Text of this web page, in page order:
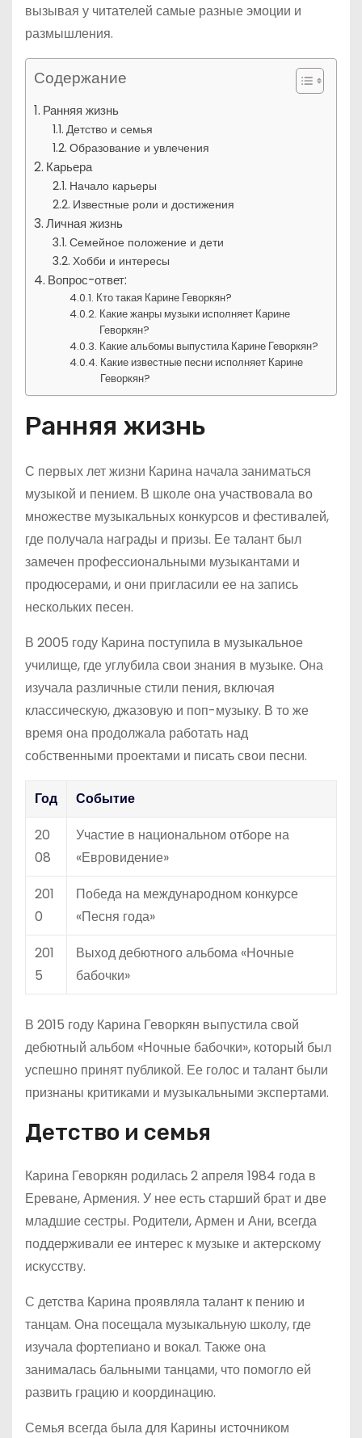
вызывая у читателей самые разные эмоции и
размышления.
Содержание
Ранняя жизнь
Детство и семья
Образование и увлечения
Карьера
Начало карьеры
Известные роли и достижения
Личная жизнь
Семейное положение и дети
Хобби и интересы
Вопрос-ответ:
Кто такая Карине Геворкян?
Какие жанры музыки исполняет Карине
Геворкян?
Какие альбомы выпустила Карине Геворкян?
Какие известные песни исполняет Карине
Геворкян?
Ранняя жизнь
С первых лет жизни Карина начала заниматься
музыкой и пением. В школе она участвовала во
множестве музыкальных конкурсов и фестивалей,
где получала награды и призы. Ее талант был
замечен профессиональными музыкантами и
продюсерами, и они пригласили ее на запись
нескольких песен.
В 2005 году Карина поступила в музыкальное
училище, где углубила свои знания в музыке. Она
изучала различные стили пения, включая
классическую, джазовую и поп-музыку. В то же
время она продолжала работать над
собственными проектами и писать свои песни.
Год
Событие
20
08
Участие в национальном отборе на
«Евровидение»
201
0
Победа на международном конкурсе
«Песня года»
201
5
Выход дебютного альбома «Ночные
бабочки»
В 2015 году Карина Геворкян выпустила свой
дебютный альбом «Ночные бабочки», который был
успешно принят публикой. Ее голос и талант были
признаны критиками и музыкальными экспертами.
Детство и семья
Карина Геворкян родилась 2 апреля 1984 года в
Ереване, Армения. У нее есть старший брат и две
младшие сестры. Родители, Армен и Ани, всегда
поддерживали ее интерес к музыке и актерскому
искусству.
С детства Карина проявляла талант к пению и
танцам. Она посещала музыкальную школу, где
изучала фортепиано и вокал. Также она
занималась бальными танцами, что помогло ей
развить грацию и координацию.
Семья всегда была для Карины источником